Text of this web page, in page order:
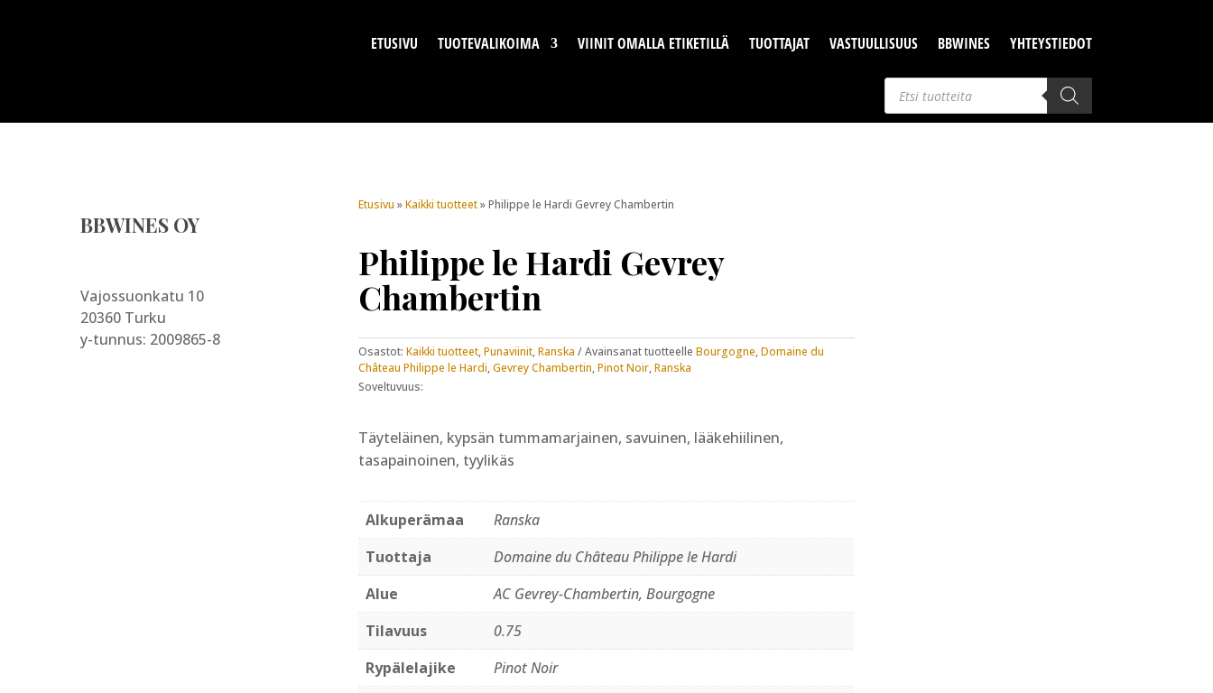
ETUSIVU TUOTEVALIKOIMA VIINIT OMALLA ETIKETILLÄ TUOTTAJAT VASTUULLISUUS BBWINES YHTEYSTIEDOT
Products
search
BBWINES OY
Vajossuonkatu 10
20360 Turku
y-tunnus: 2009865-8
Etusivu »Kaikki tuotteet» Philippe le Hardi Gevrey Chambertin
Philippe le Hardi Gevrey
Chambertin
Osastot:Kaikki tuotteet,Punaviinit,Ranska Avainsanat tuotteelleBourgogne,Domaine du
Château Philippe le Hardi,Gevrey Chambertin,Pinot Noir,Ranska
Soveltuvuus:
Täyteläinen, kypsän tummamarjainen, savuinen, lääkehiilinen,
tasapainoinen, tyylikäs
Alkuperämaa
Ranska
Tuottaja
Domaine du Château Philippe le Hardi
Alue
AC Gevrey-Chambertin, Bourgogne
Tilavuus
0.75
Rypälelajike
Pinot Noir